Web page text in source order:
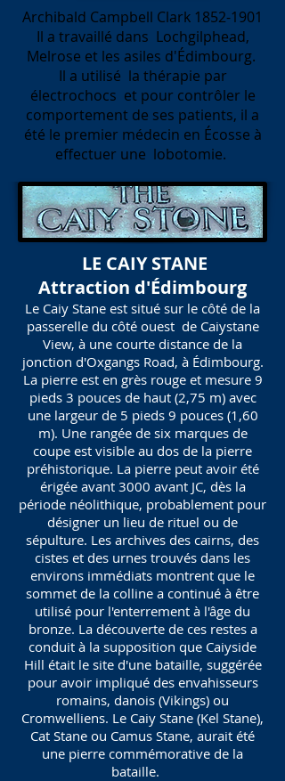
Archibald Campbell Clark 1852-1901
Il a travaillé dans Lochgilphead,
Melrose et les asiles d'Édimbourg.
Il a utilisé la thérapie par
électrochocs et pour contrôler le
comportement de ses patients, il a
été le premier médecin en Écosse à
effectuer une lobotomie.
LE CAIY STANE
Attraction d'Édimbourg
Le Caiy Stane est situé sur le côté de la
passerelle du côté ouest de Caiystane
View, à une courte distance de la
jonction d'Oxgangs Road, à Édimbourg.
La pierre est en grès rouge et mesure 9
pieds 3 pouces de haut (2,75 m) avec
une largeur de 5 pieds 9 pouces (1,60
m). Une rangée de six marques de
coupe est visible au dos de la pierre
préhistorique. La pierre peut avoir été
érigée avant 3000 avant JC, dès la
période néolithique, probablement pour
désigner un lieu de rituel ou de
sépulture. Les archives des cairns, des
cistes et des urnes trouvés dans les
environs immédiats montrent que le
sommet de la colline a continué à être
utilisé pour l'enterrement à l'âge du
bronze. La découverte de ces restes a
conduit à la supposition que Caiyside
Hill était le site d'une bataille, suggérée
pour avoir impliqué des envahisseurs
romains, danois (Vikings) ou
Cromwelliens. Le Caiy Stane (Kel Stane),
Cat Stane ou Camus Stane, aurait été
une pierre commémorative de la
bataille.